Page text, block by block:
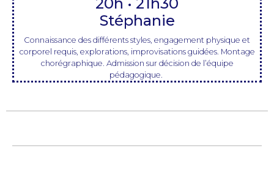
Stéphanie
Connaissance des différents styles, engagement physique et
corporel requis, explorations, improvisations guidées. Montage
chorégraphique. Admission sur décision de l’équipe
pédagogique.